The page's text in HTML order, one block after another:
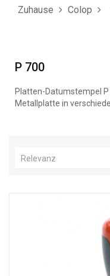
Zuhause Colop
P 700
Platten-Datumstempel
Metallplatte in
Relevanz